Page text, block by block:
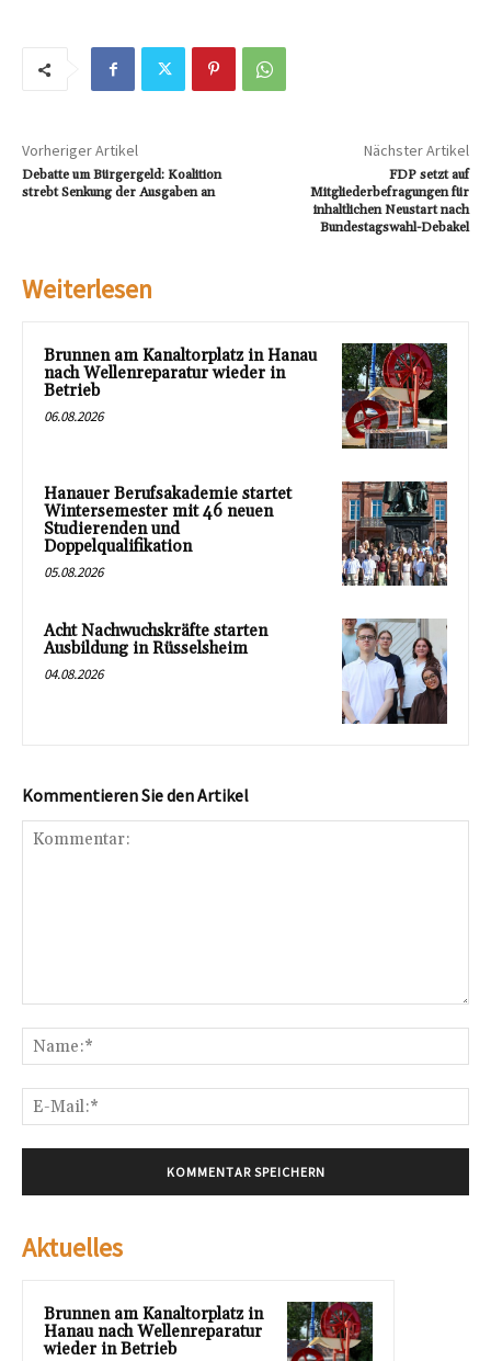
Vorheriger Artikel
Debatte um Bürgergeld: Koalition
strebt Senkung der Ausgaben an
Nächster Artikel
FDP setzt auf
Mitgliederbefragungen für
inhaltlichen Neustart nach
Bundestagswahl-Debakel
Weiterlesen
Brunnen am Kanaltorplatz in Hanau
nach Wellenreparatur wieder in
Betrieb
06.08.2026
Hanauer Berufsakademie startet
Wintersemester mit 46 neuen
Studierenden und
Doppelqualifikation
05.08.2026
Acht Nachwuchskräfte starten
Ausbildung in Rüsselsheim
04.08.2026
Kommentieren Sie den Artikel
Aktuelles
Brunnen am Kanaltorplatz in
Hanau nach Wellenreparatur
wieder in Betrieb